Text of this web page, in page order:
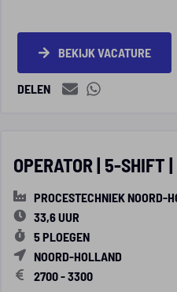
BEKIJK VACATURE
DELEN
OPERATOR | 5-SHIFT
PROCESTECHNIEK NOORD-
33,6 UUR
5 PLOEGEN
NOORD-HOLLAND
2700 - 3300